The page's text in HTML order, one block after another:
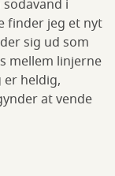
i
finder jeg et nyt
sig ud som
mellem linjerne
heldig,
at vende